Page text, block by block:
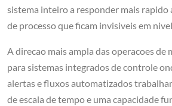
sistema inteiro a responder mais rapido
de processo que ficam invisiveis em
A direcao mais ampla das operacoes de
para sistemas integrados de controle
alertas e fluxos automatizados
de escala de tempo e uma capacidade